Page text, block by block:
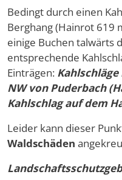
Bedingt durch einen
Berghang (Hainrot 619
einige Buchen talwärts
entsprechende
Einträgen:
NW von Puderbach
Kahlschlag auf dem
Leider kann dieser
Waldschäden